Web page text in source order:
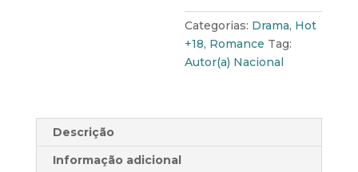
Categorias: Drama, Hot
+18, Romance Tag:
Autor(a) Nacional
Descrição
Informação adicional